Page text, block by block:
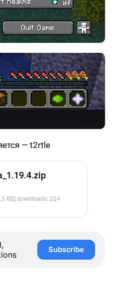
— t2rtle
КБ] downloads: 214
Subscribe